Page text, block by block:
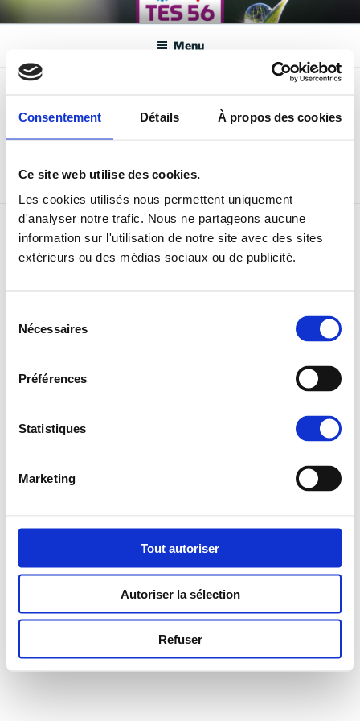
Consentement Détails À propos des cookies
Ce site web utilise des cookies.
Les cookies utilisés nous permettent uniquement
d'analyser notre trafic. Nous ne partageons aucune
information sur l'utilisation de notre site avec des sites
extérieurs ou des médias sociaux ou de publicité.
Nécessaires
Préférences
Statistiques
Marketing
Tout autoriser
Autoriser la sélection
Refuser
Aller
au
principal
TECHNIQUES ENERGIES
SOLUTIONS 56 – TES 56
Votre spécialiste en SAV Chauffage/climatisation et énergies
Menu
Mise en service et réglages de vos équipements et
A VOTRE SERVICE
au 06 07 08 58 89.
Fièrement propulsé par WordPress